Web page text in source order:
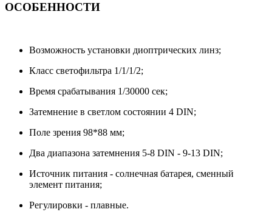
ОСОБЕННОСТИ
Возможность установки диоптрических линз;
Класс светофильтра 1/1/1/2;
Время срабатывания 1/30000 сек;
Затемнение в светлом состоянии 4 DIN;
Поле зрения 98*88 мм;
Два диапазона затемнения 5-8 DIN - 9-13 DIN;
Источник питания - солнечная батарея, сменный
элемент питания;
Регулировки - плавные.